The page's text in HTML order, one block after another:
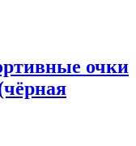
очки